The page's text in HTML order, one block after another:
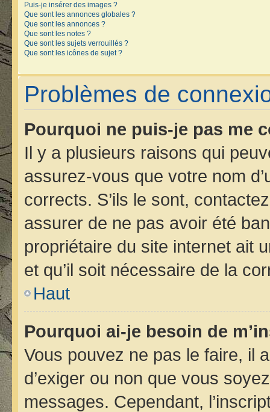
Puis-je insérer des images ?
Que sont les annonces globales ?
Que sont les annonces ?
Que sont les notes ?
Que sont les sujets verrouillés ?
Que sont les icônes de sujet ?
Problèmes de
Pourquoi ne puis-je pas me
Il y a plusieurs raisons qui
assurez-vous que votre nom
corrects. S’ils le sont,
assurer de ne pas avoir été
propriétaire du site internet ait
et qu’il soit nécessaire de la
Haut
Pourquoi ai-je besoin de
Vous pouvez ne pas le faire, il
d’exiger ou non que vous
messages. Cependant,